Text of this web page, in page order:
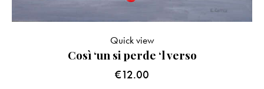
Così ‘un si perde ‘l verso
€12.00
Quick view